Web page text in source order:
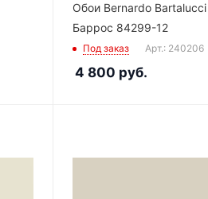
Обои Bernardo Bartalucci
Баррос 84299-12
Под заказ Арт.: 240206
4 800 руб.